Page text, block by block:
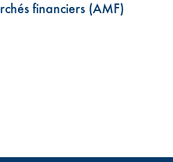
financiers (AMF)